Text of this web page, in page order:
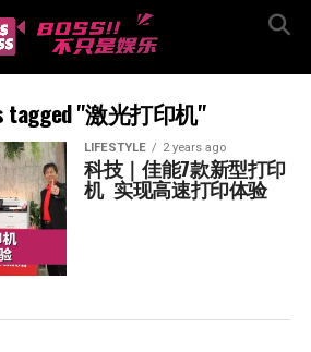
tagged "激光打印机"
LIFESTYLE 2 years ago
科技｜佳能7款新型打印
机  实现高速打印体验